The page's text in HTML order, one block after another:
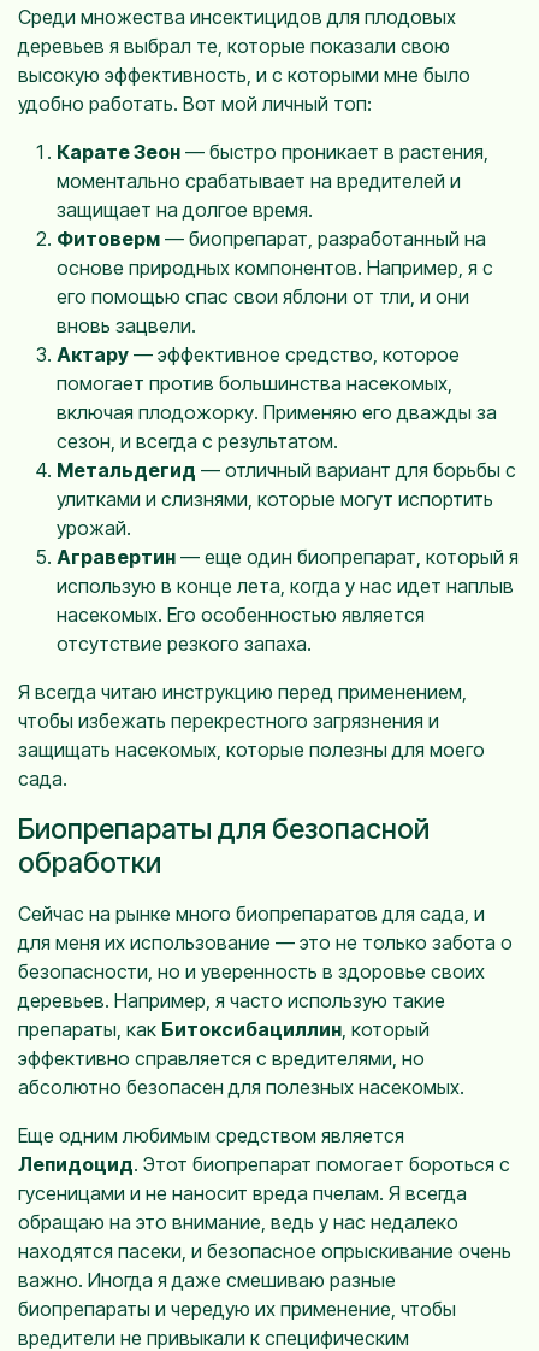
Среди множества инсектицидов для плодовых
деревьев я выбрал те, которые показали свою
высокую эффективность, и с которыми мне было
удобно работать. Вот мой личный топ:
Карате Зеон — быстро проникает в растения,
моментально срабатывает на вредителей и
защищает на долгое время.
Фитоверм — биопрепарат, разработанный на
основе природных компонентов. Например, я с
его помощью спас свои яблони от тли, и они
вновь зацвели.
Актару — эффективное средство, которое
помогает против большинства насекомых,
включая плодожорку. Применяю его дважды за
сезон, и всегда с результатом.
Метальдегид — отличный вариант для борьбы с
улитками и слизнями, которые могут испортить
урожай.
Агравертин — еще один биопрепарат, который я
использую в конце лета, когда у нас идет наплыв
насекомых. Его особенностью является
отсутствие резкого запаха.
Я всегда читаю инструкцию перед применением,
чтобы избежать перекрестного загрязнения и
защищать насекомых, которые полезны для моего
сада.
Биопрепараты для безопасной
обработки
Сейчас на рынке много биопрепаратов для сада, и
для меня их использование — это не только забота о
безопасности, но и уверенность в здоровье своих
деревьев. Например, я часто использую такие
препараты, как Битоксибациллин , который
эффективно справляется с вредителями, но
абсолютно безопасен для полезных насекомых.
Еще одним любимым средством является
Лепидоцид. Этот биопрепарат помогает бороться с
гусеницами и не наносит вреда пчелам. Я всегда
обращаю на это внимание, ведь у нас недалеко
находятся пасеки, и безопасное опрыскивание очень
важно. Иногда я даже смешиваю разные
биопрепараты и чередую их применение, чтобы
вредители не привыкали к специфическим